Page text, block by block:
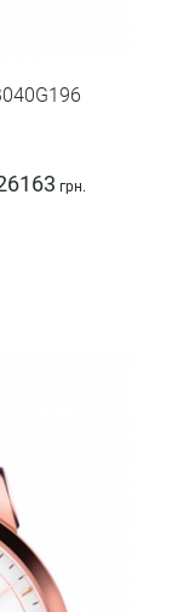
грн.